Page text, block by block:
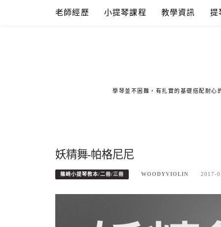
老師經歷 小提琴課程 教學資訊 提
學琴並不困難，有扎實的基礎搭配耐心
妖精舞-帕格尼尼
篠崎小提琴教本/二冊/三冊 WOODYVIOLIN 2017-